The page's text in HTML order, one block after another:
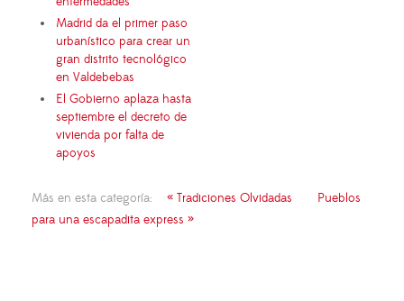
Madrid da el primer paso
urbanístico para crear un
gran distrito tecnológico
en Valdebebas
El Gobierno aplaza hasta
septiembre el decreto de
vivienda por falta de
apoyos
Más en esta categoría: « Tradiciones Olvidadas
Pueblos
para una escapadita express »